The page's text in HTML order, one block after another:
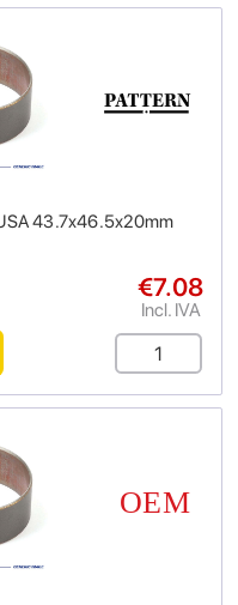
43.7x46.5x20mm
€7.08
Incl. IVA